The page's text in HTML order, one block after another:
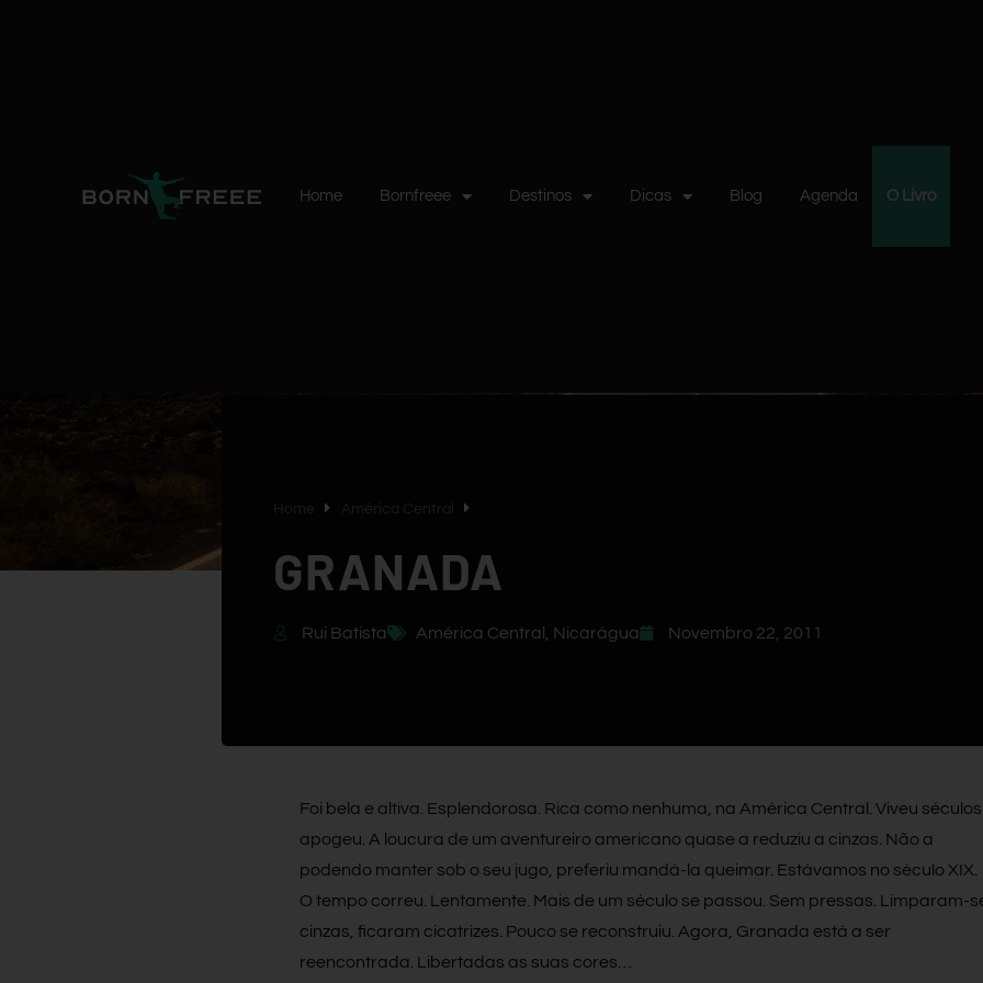
Home Bornfreee Destinos Dicas Blog Agenda O Livro
GRANADA
Rui Batista América Central Nicarágua Novembro 22, 2011
Foi bela e altiva. Esplendorosa. Rica como nenhuma, na América Central. Viveu
apogeu. A loucura de um aventureiro americano quase a reduziu a cinzas. Não a
podendo manter sob o seu jugo, preferiu mandá-la queimar. Estávamos no século XIX.
O tempo correu. Lentamente. Mais de um século se passou. Sem pressas. Limparam-
cinzas, ficaram cicatrizes. Pouco se reconstruiu. Agora, Granada está a ser
reencontrada. Libertadas as suas cores…